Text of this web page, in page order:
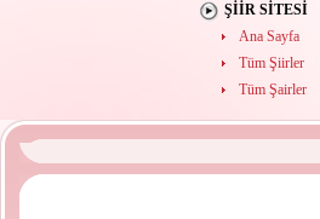
ŞIIR SITESI
Ana Sayfa
Tüm Şiirler
Tüm Şairler